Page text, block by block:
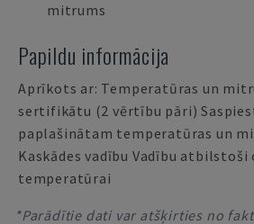
mitrums
Papildu informācija
Aprīkots ar: Temperatūras un
sertifikātu (2 vērtību pāri)
paplašinātam temperatūras un
Kaskādes vadību Vadību atbilstoši
temperatūrai
*Parādītie dati var atšķirties no